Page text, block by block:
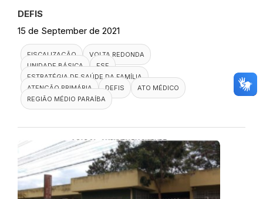
DEFIS
15 de September de 2021
FISCALIZAÇÃO
VOLTA REDONDA
UNIDADE BÁSICA
ESF
ESTRATÉGIA DE SAÚDE DA FAMÍLIA
ATENÇÃO PRIMÁRIA
DEFIS
ATO MÉDICO
REGIÃO MÉDIO PARAÍBA